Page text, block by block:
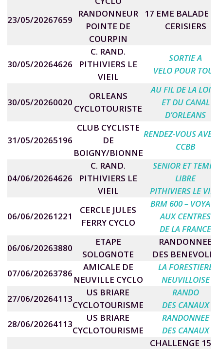
23/05/20267659
RANDONNEUR
POINTE DE
COURPIN
17 EME BALADE
CERISIERS
30/05/20264626
C. RAND.
PITHIVIERS LE
VIEIL
SORTIE A
VELO POUR TOUS
30/05/20260020
ORLEANS
CYCLOTOURISTE
AU FIL DE LA
ET DU CANAL
D’ORLEANS
31/05/20265196
CLUB CYCLISTE
DE
BOIGNY/BIONNE
RENDEZ-VOUS
CCBB
04/06/20264626
C. RAND.
PITHIVIERS LE
VIEIL
SENIOR ET TEMPS
LIBRE
PITHIVIERS LE
06/06/20261221
CERCLE JULES
FERRY CYCLO
BRM 600 –
AUX CENTRES
DE LA FRANCE
06/06/20263880
ETAPE
SOLOGNOTE
RANDONNEE
DES
07/06/20263786
AMICALE DE
NEUVILLE CYCLO
LA FORESTIERE
NEUVILLOISE
27/06/20264113
US BRIARE
CYCLOTOURISME
RANDO
DES CANAUX
28/06/20264113
US BRIARE
CYCLOTOURISME
RANDONNEE
DES CANAUX
CHALLENGE